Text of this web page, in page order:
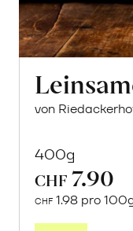
von
400g
CHF 7.90
CHF 1.98 pro